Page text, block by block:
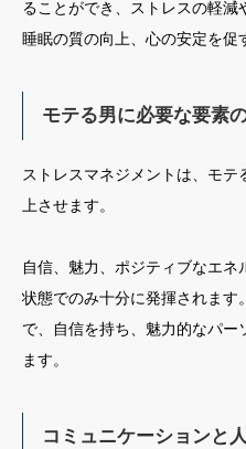
ることができ、ストレスの軽
睡眠の質の向上、心の安定を促
モテる男に必要な要素
ストレスマネジメントは、モ
上させます。
自信、魅力、ポジティブなエ
状態でのみ十分に発揮されます
で、自信を持ち、魅力的なパー
ます。
コミュニケーションと